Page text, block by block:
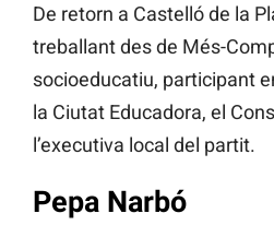
De retorn a Castelló de la
treballant des de Més-
socioeducatiu, participant
la Ciutat Educadora, el
l’executiva local del partit.
Pepa Narbó